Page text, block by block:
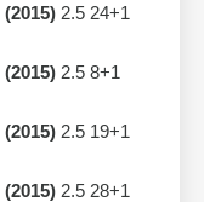
(2015) 2.5 24+1
(2015) 2.5 8+1
(2015) 2.5 19+1
(2015) 2.5 28+1